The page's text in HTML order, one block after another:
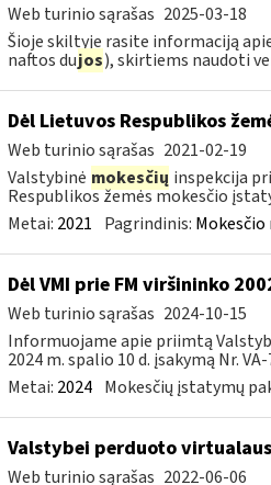
Web turinio sąrašas 2025-03-18
Šioje skiltyje rasite informaciją
naftos dujos), skirtiems naudoti
Dėl Lietuvos Respublikos
Web turinio sąrašas 2021-02-19
Valstybinė mokesčių inspekcija
Respublikos žemės mokesčio
Metai: 2021 Pagrindinis: Mokesčio
Dėl VMI prie FM viršininko
Web turinio sąrašas 2024-10-15
Informuojame apie priimtą
2024 m. spalio 10 d. įsakymą Nr.
Metai: 2024 Mokesčių įstatymų
Valstybei perduoto
Web turinio sąrašas 2022-06-06